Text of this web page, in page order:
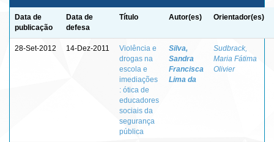
Data de
publicação
Data de
defesa
Título Autor(es) Orientador(es)
28-Set-2012 14-Dez-2011
Violência e
drogas na
escola e
imediações
: ótica de
educadores
sociais da
segurança
pública
Silva,
Sandra
Francisca
Lima da
Sudbrack,
Maria Fátima
Olivier